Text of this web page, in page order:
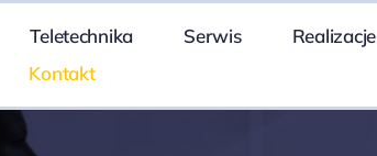
Teletechnika Serwis
Realizacje
Kontakt